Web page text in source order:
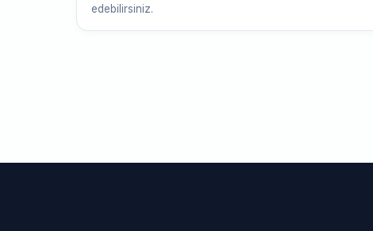
edebilirsiniz.